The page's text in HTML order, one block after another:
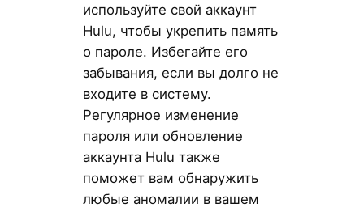
используйте свой аккаунт
Hulu, чтобы укрепить память
о пароле. Избегайте его
забывания, если вы долго не
входите в систему.
Регулярное изменение
пароля или обновление
аккаунта Hulu также
поможет вам обнаружить
любые аномалии в вашем